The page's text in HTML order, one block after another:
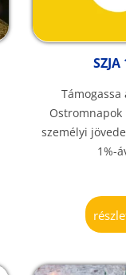
SZJA
Támogassa
Ostromnapok
személyi
1%-